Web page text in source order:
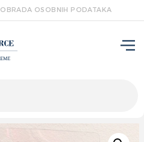
OBRADA OSOBNIH PODATAKA